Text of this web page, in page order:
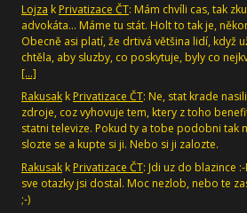
Lojza k Privatizace ČT: Mám chvíli cas, tak
advokáta... Máme tu stát. Holt to tak je,
Obecně asi platí, že drtivá většina lidí, když
chtěla, aby sluzby, co poskytuje, byly co
[…]
Rakusak k Privatizace ČT: Ne, stat krade
zdroje, coz vyhovuje tem, ktery z toho
statni televize. Pokud ty a tobe podobni tak
slozte se a kupte si ji. Nebo si ji zalozte.
Rakusak k Privatizace ČT: Jdi uz do blazince
sve otazky jsi dostal. Moc nezlob, nebo te
;-)